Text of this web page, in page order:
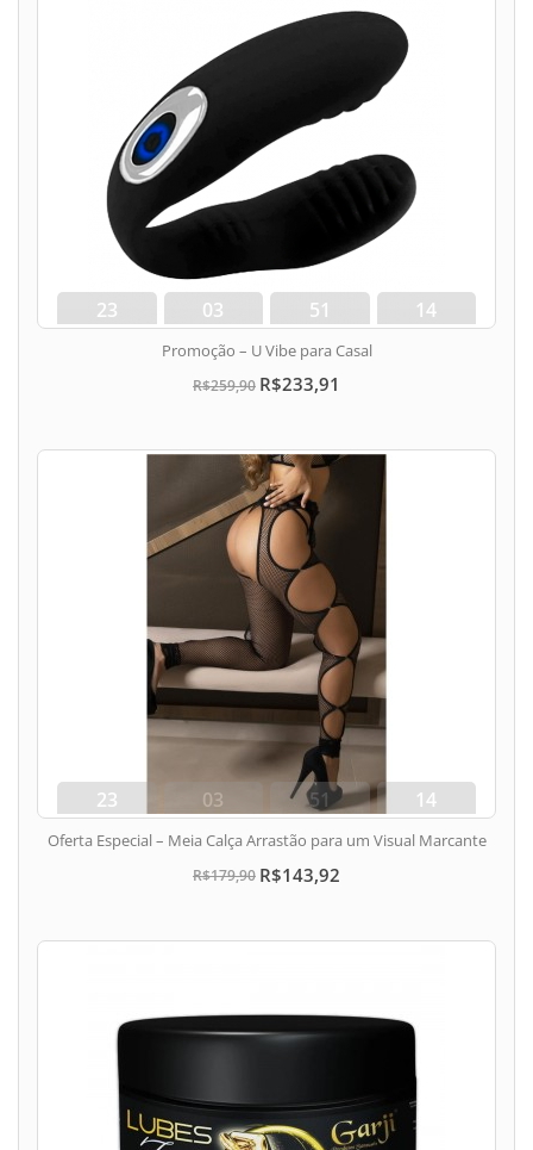
23
dias
03
hora
51
min
13
seg
Promoção – U Vibe para Casal
R$259,90 R$233,91
23
dias
03
hora
51
min
13
seg
Oferta Especial – Meia Calça Arrastão para um Visual Marcante
R$179,90 R$143,92